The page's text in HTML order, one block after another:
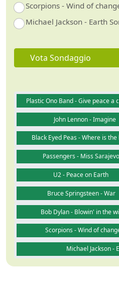
Scorpions - Wind of
Michael Jackson - Earth
Vota Sondaggio
Plastic Ono Band - Give peace a
John Lennon - Imagine
Black Eyed Peas - Where is the
Passengers - Miss Sarajevo
U2 - Peace on Earth
Bruce Springsteen - War
Bob Dylan - Blowin' in the
Scorpions - Wind of
Michael Jackson -